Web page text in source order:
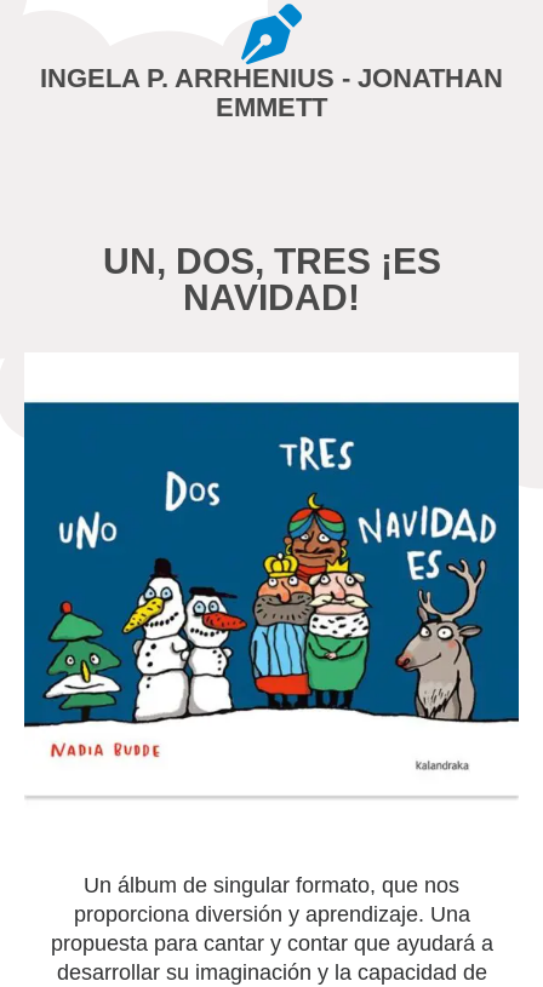
INGELA P. ARRHENIUS - JONATHAN
EMMETT
UN, DOS, TRES ¡ES
NAVIDAD!
Un álbum de singular formato, que nos
proporciona diversión y aprendizaje. Una
propuesta para cantar y contar que ayudará a
desarrollar su imaginación y la capacidad de